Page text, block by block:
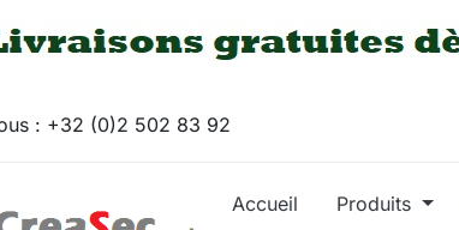
: +32 (0)2 502 83 92
Accueil Produits